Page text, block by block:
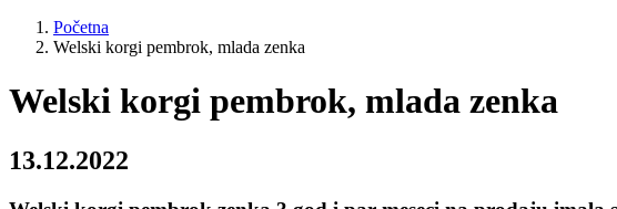
Početna
Welski korgi pembrok, mlada zenka
Welski korgi pembrok, mlada zenka
13.12.2022